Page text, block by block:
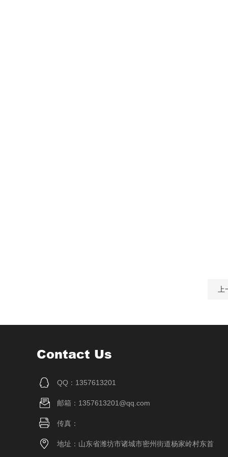
Contact Us
QQ：1357613201
邮箱：1357613201@qq.com
传真：
地址：山东省潍坊市诸城市密州街道杨家岭村东首